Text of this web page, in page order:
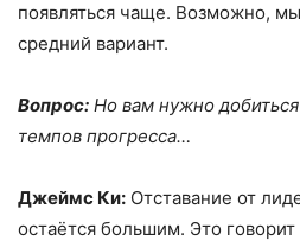
появляться чаще. Возможно,
средний вариант.
Вопрос: Но вам нужно
темпов прогресса…
Джеймс Ки: Отставание от
остаётся большим. Это